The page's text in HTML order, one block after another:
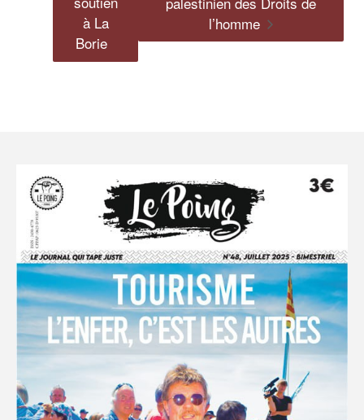
à La
Borie
l’homme